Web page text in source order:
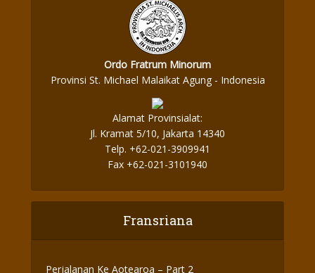
Ordo Fratrum Minorum
Provinsi St. Michael Malaikat Agung - Indonesia
Alamat Provinsialat:
Jl. Kramat 5/10, Jakarta 14340
Telp. +62-021-3909941
Fax +62-021-3101940
Fransriana
Perjalanan Ke Aotearoa – Part 2